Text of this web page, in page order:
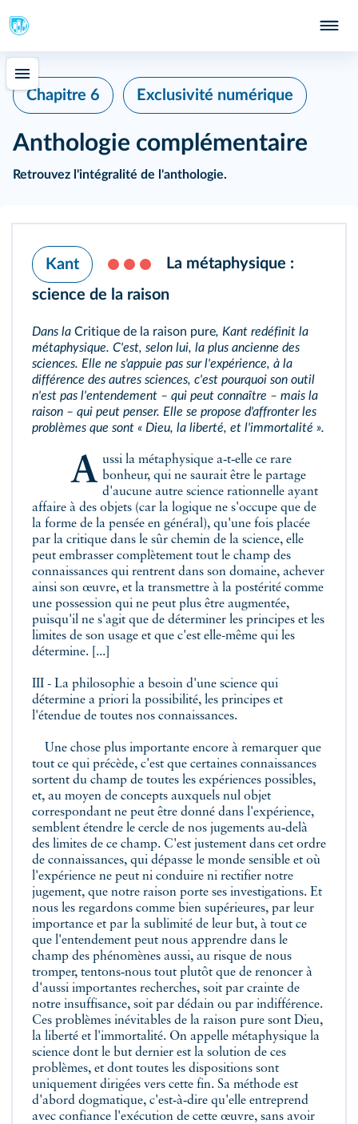
Chapitre 6 Exclusivité numérique
Anthologie complémentaire
Retrouvez l'intégralité de l'anthologie.
Kant
La métaphysique :
science de la raison
Dans la Critique de la raison pure, Kant redéfinit la
métaphysique. C'est, selon lui, la plus ancienne des
sciences. Elle ne s'appuie pas sur l'expérience, à la
différence des autres sciences, c'est pourquoi son outil
n'est pas l'entendement – qui peut connaître – mais la
raison – qui peut penser. Elle se propose d'affronter les
problèmes que sont « Dieu, la liberté, et l'immortalité ».
Aussi la métaphysique a‑t‑elle ce rare bonheur, qui ne saurait être le partage
d'aucune autre science rationnelle ayant
affaire à des objets (car la logique ne s'occupe que de
la forme de la pensée en général), qu'une fois placée
par la critique dans le sûr chemin de la science, elle
peut embrasser complètement tout le champ des
connaissances qui rentrent dans son domaine, achever
ainsi son œuvre, et la transmettre à la postérité comme
une possession qui ne peut plus être augmentée,
puisqu'il ne s'agit que de déterminer les principes et les
limites de son usage et que c'est elle-même qui les
détermine. [...]
III - La philosophie a besoin d'une science qui
détermine a priori la possibilité, les principes et
l'étendue de toutes nos connaissances.
Une chose plus importante encore à remarquer que
tout ce qui précède, c'est que certaines connaissances
sortent du champ de toutes les expériences possibles,
et, au moyen de concepts auxquels nul objet
correspondant ne peut être donné dans l'expérience,
semblent étendre le cercle de nos jugements au‑delà
des limites de ce champ. C'est justement dans cet ordre
de connaissances, qui dépasse le monde sensible et où
l'expérience ne peut ni conduire ni rectifier notre
jugement, que notre raison porte ses investigations. Et
nous les regardons comme bien supérieures, par leur
importance et par la sublimité de leur but, à tout ce
que l'entendement peut nous apprendre dans le
champ des phénomènes aussi, au risque de nous
tromper, tentons‑nous tout plutôt que de renoncer à
d'aussi importantes recherches, soit par crainte de
notre insuffisance, soit par dédain ou par indifférence.
Ces problèmes inévitables de la raison pure sont Dieu,
la liberté et l'immortalité. On appelle métaphysique la
science dont le but dernier est la solution de ces
problèmes, et dont toutes les dispositions sont
uniquement dirigées vers cette fin. Sa méthode est
d'abord dogmatique, c'est‑à‑dire qu'elle entreprend
avec confiance l'exécution de cette œuvre, sans avoir